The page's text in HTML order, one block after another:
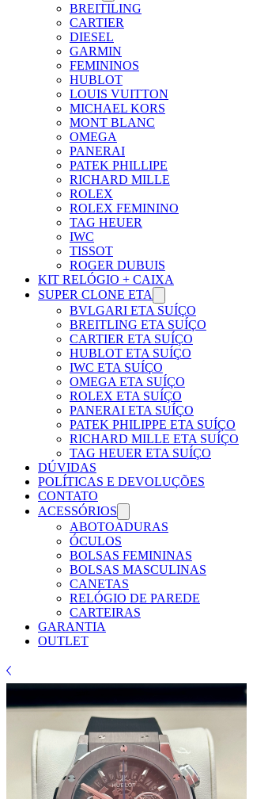
BREITILING
CARTIER
DIESEL
GARMIN
FEMININOS
HUBLOT
LOUIS VUITTON
MICHAEL KORS
MONT BLANC
OMEGA
PANERAI
PATEK PHILLIPE
RICHARD MILLE
ROLEX
ROLEX FEMININO
TAG HEUER
IWC
TISSOT
ROGER DUBUIS
KIT RELÓGIO + CAIXA
SUPER CLONE ETA
BVLGARI ETA SUÍÇO
BREITLING ETA SUÍÇO
CARTIER ETA SUÍÇO
HUBLOT ETA SUÍÇO
IWC ETA SUÍÇO
OMEGA ETA SUÍÇO
ROLEX ETA SUÍÇO
PANERAI ETA SUÍÇO
PATEK PHILIPPE ETA SUÍÇO
RICHARD MILLE ETA SUÍÇO
TAG HEUER ETA SUÍÇO
DÚVIDAS
POLÍTICAS E DEVOLUÇÕES
CONTATO
ACESSÓRIOS
ABOTOADURAS
ÓCULOS
BOLSAS FEMININAS
BOLSAS MASCULINAS
CANETAS
RELÓGIO DE PAREDE
CARTEIRAS
GARANTIA
OUTLET